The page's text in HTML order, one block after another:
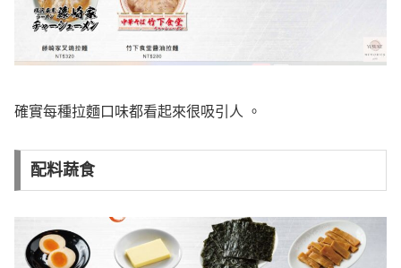
確實每種拉麵口味都看起來很吸引人 。
配料蔬食